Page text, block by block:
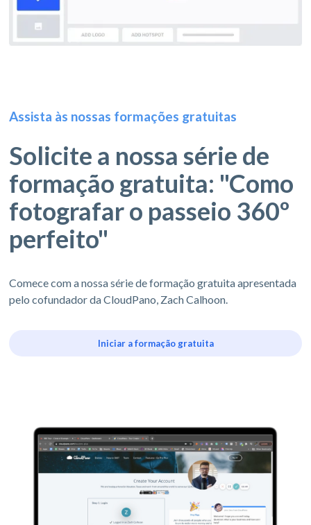
Assista às nossas formações gratuitas
Solicite a nossa série de
formação gratuita: "Como
fotografar o passeio 360º
perfeito"
Comece com a nossa série de formação gratuita apresentada
pelo cofundador da CloudPano, Zach Calhoon.
Iniciar a formação gratuita